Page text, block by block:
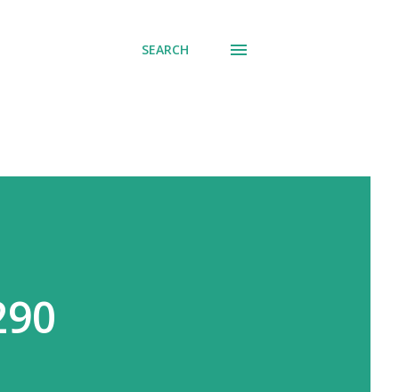
SEARCH